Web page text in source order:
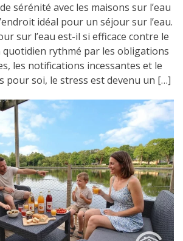
sérénité avec les maisons sur l’eau
idéal pour un séjour sur l’eau.
sur l’eau est-il si efficace contre le
quotidien rythmé par les obligations
les notifications incessantes et le
pour soi, le stress est devenu un […]